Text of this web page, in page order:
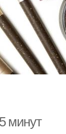
минут